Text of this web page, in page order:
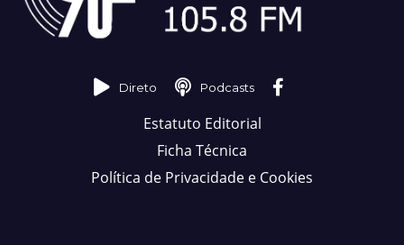
Direto Podcasts
Estatuto Editorial
Ficha Técnica
Política de Privacidade e Cookies